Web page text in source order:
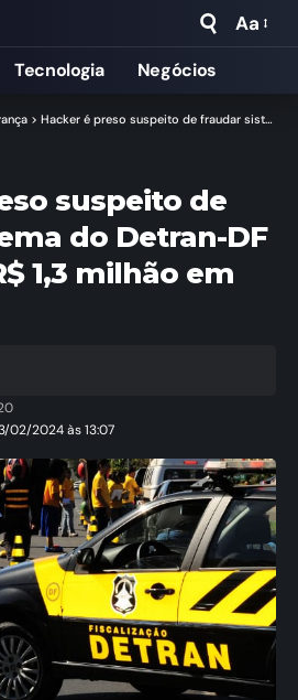
Aa
Tecnologia Negócios
> Hacker é preso suspeito de fraudar sistema do Detran-DF e cancelar R$ 1,3 milhão em multas
suspeito de
do Detran-DF
1,3 milhão em
02/2024 às 13:07